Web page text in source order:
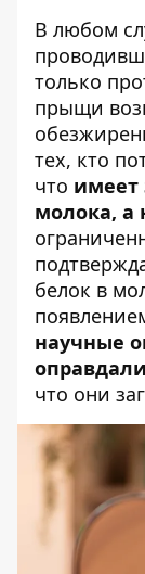
В любом
только
прыщи
тех, кто
что имеет
молока, а
белок в
научные
оправдали
что они